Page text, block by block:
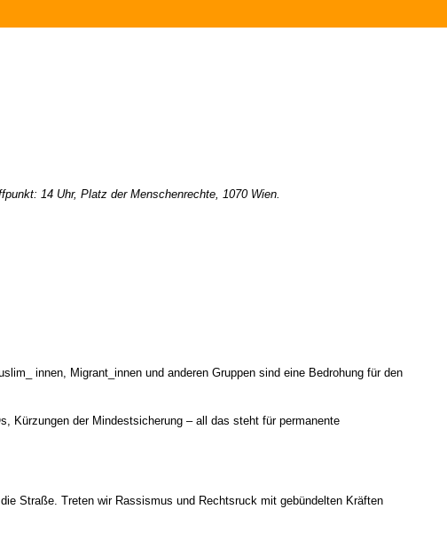
14 Uhr, Platz der Menschenrechte, 1070 Wien.
innen, Migrant_innen und anderen Gruppen sind eine Bedrohung für den
Kürzungen der Mindestsicherung – all das steht für permanente
Straße. Treten wir Rassismus und Rechtsruck mit gebündelten Kräften